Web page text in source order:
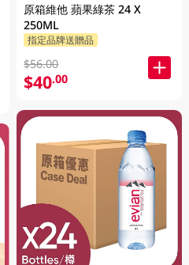
原箱維他 蘋果綠茶 24 X
250ML
指定品牌送贈品
$56.00
$40.00